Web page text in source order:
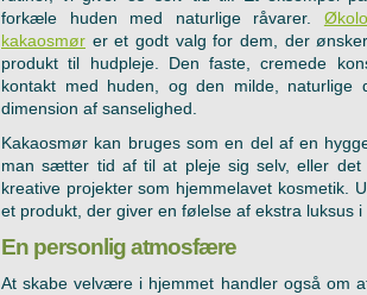
forkæle huden med naturlige råvarer.
kakaosmør er et godt valg for dem, der
produkt til hudpleje. Den faste, cremede
kontakt med huden, og den milde, naturlige
dimension af sanselighed.
Kakaosmør kan bruges som en del af en
man sætter tid af til at pleje sig selv, eller
kreative projekter som hjemmelavet kosmetik.
et produkt, der giver en følelse af ekstra luksus
En personlig atmosfære
At skabe velvære i hjemmet handler også om